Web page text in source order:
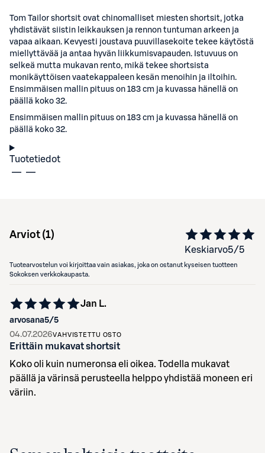
Tom Tailor shortsit ovat chinomalliset miesten shortsit, jotka
yhdistävät siistin leikkauksen ja rennon tuntuman arkeen ja
vapaa aikaan. Kevyesti joustava puuvillasekoite tekee käytöstä
miellyttävää ja antaa hyvän liikkumisvapauden. Istuvuus on
selkeä mutta mukavan rento, mikä tekee shortsista
monikäyttöisen vaatekappaleen kesän menoihin ja iltoihin.
Ensimmäisen mallin pituus on 183 cm ja kuvassa hänellä on
päällä koko 32.
Ensimmäisen mallin pituus on 183 cm ja kuvassa hänellä on
päällä koko 32.
Tuotetiedot
Arviot (1)
Keskiarvo5/5
Tuotearvostelun voi kirjoittaa vain asiakas, joka on ostanut kyseisen tuotteen
Sokoksen verkkokaupasta.
arvosana5/5
Jan L.
04.07.2026VAHVISTETTU OSTO
Erittäin mukavat shortsit
Koko oli kuin numeronsa eli oikea. Todella mukavat
päällä ja värinsä perusteella helppo yhdistää moneen eri
väriin.